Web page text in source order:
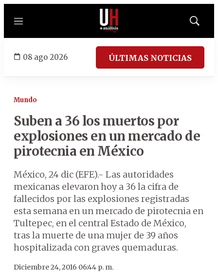
Menú
Mostrar
08 ago 2026 ÚLTIMAS NOTICIAS
Mundo
Suben a 36 los muertos por
explosiones en un mercado de
pirotecnia en México
México, 24 dic (EFE).- Las autoridades
mexicanas elevaron hoy a 36 la cifra de
fallecidos por las explosiones registradas
esta semana en un mercado de pirotecnia en
Tultepec, en el central Estado de México,
tras la muerte de una mujer de 39 años
hospitalizada con graves quemaduras.
Diciembre 24, 2016 06:44 p. m.